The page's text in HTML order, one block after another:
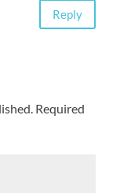
Reply
Required